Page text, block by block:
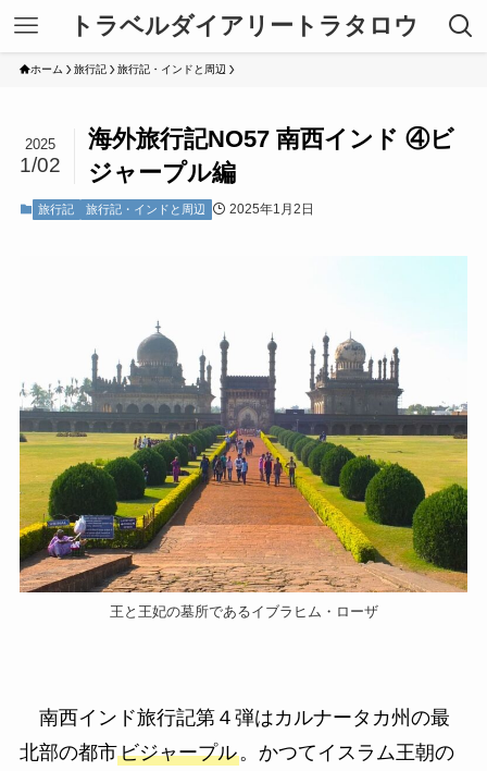
トラベルダイアリートラタロウ
ホーム 旅行記 旅行記・インドと周辺
海外旅行記NO57 南西インド ④ビ
ジャープル編
2025
1/02
旅行記 旅行記・インドと周辺 2025年1月2日
王と王妃の墓所であるイブラヒム・ローザ
南西インド旅行記第４弾はカルナータカ州の最
北部の都市ビジャープル。かつてイスラム王朝の